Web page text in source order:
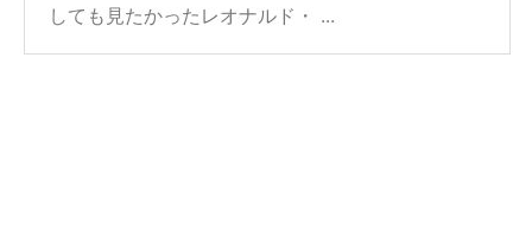
しても見たかったレオナルド・ ...